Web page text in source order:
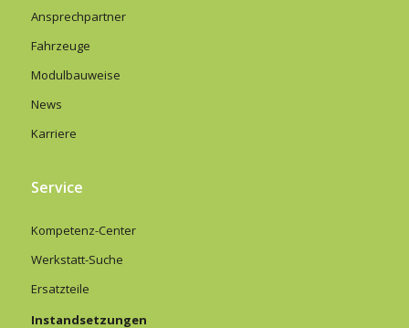
Ansprechpartner
Fahrzeuge
Modulbauweise
News
Karriere
Service
Kompetenz-Center
Werkstatt-Suche
Ersatzteile
Instandsetzungen